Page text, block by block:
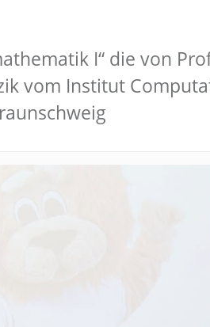
I“ die von
vom Institut